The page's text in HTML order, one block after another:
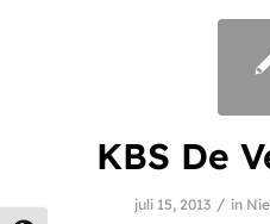
KBS De
juli 15, 2013 / in